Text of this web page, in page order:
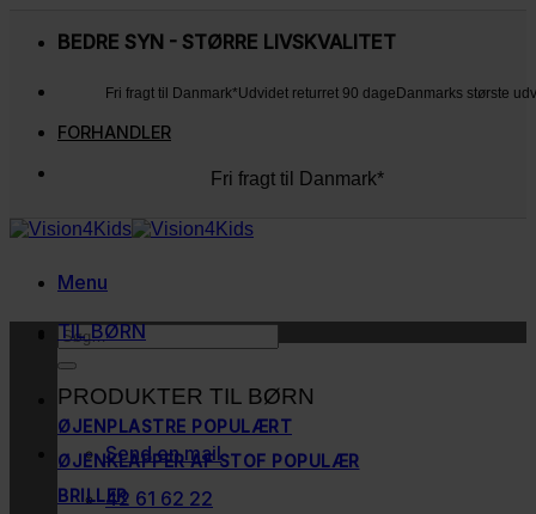
BEDRE SYN - STØRRE LIVSKVALITET
Fri fragt til Danmark*Udvidet returret 90 dage Danmarks største
FORHANDLER
Fri fragt til Danmark*
Menu
Søg
efter:
Send en mail
42 61 62 22
TIL BØRN
PRODUKTER TIL BØRN
ØJENPLASTRE
ØJENKLAPPER AF STOF
BRILLER